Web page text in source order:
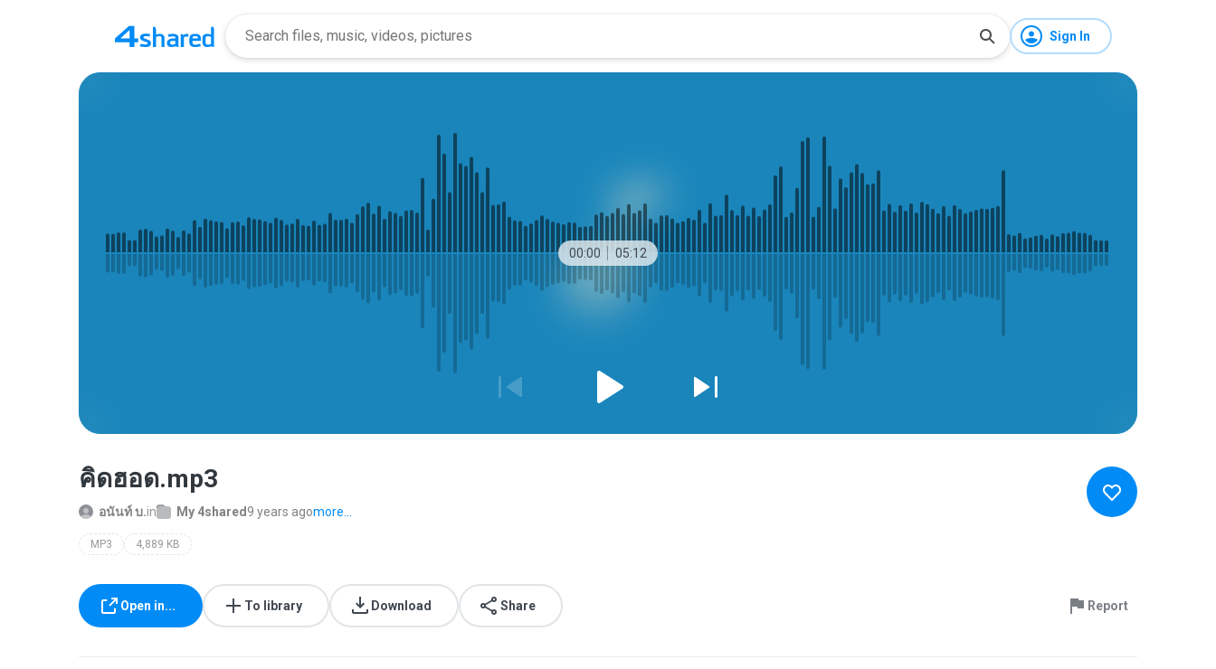
Sign In
00:00 05:12
คิดฮอด.mp3
อนันท์ บ.in My 4shared 9 years agomore...
MP3 4,889 KB
Open in... To library Download Share Report